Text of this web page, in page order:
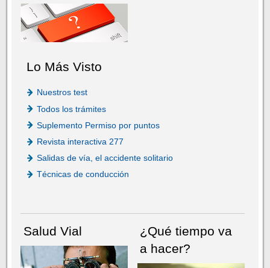
Lo Más Visto
Nuestros test
Todos los trámites
Suplemento Permiso por puntos
Revista interactiva 277
Salidas de vía, el accidente solitario
Técnicas de conducción
Salud Vial
¿Qué tiempo va
a hacer?